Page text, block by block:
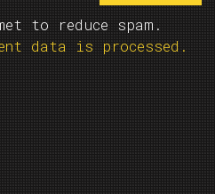
to reduce spam.
data is processed.